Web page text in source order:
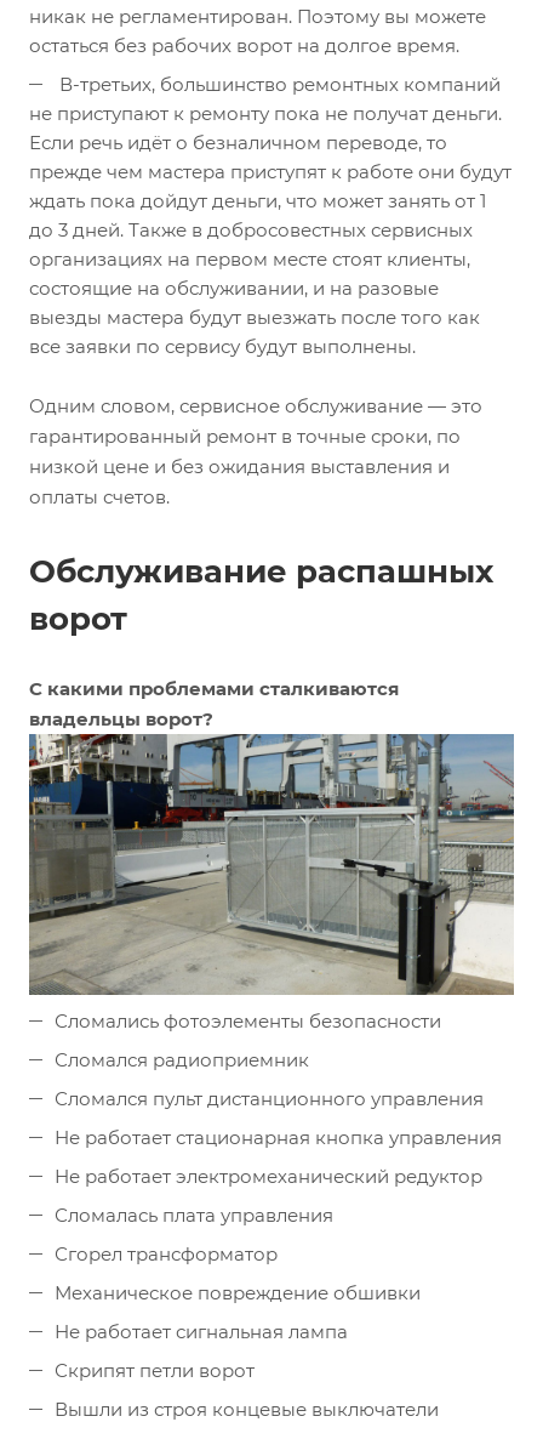
никак не регламентирован. Поэтому вы можете
остаться без рабочих ворот на долгое время.
В-третьих, большинство ремонтных компаний
не приступают к ремонту пока не получат деньги.
Если речь идёт о безналичном переводе, то
прежде чем мастера приступят к работе они будут
ждать пока дойдут деньги, что может занять от 1
до 3 дней. Также в добросовестных сервисных
организациях на первом месте стоят клиенты,
состоящие на обслуживании, и на разовые
выезды мастера будут выезжать после того как
все заявки по сервису будут выполнены.
Одним словом, сервисное обслуживание — это
гарантированный ремонт в точные сроки, по
низкой цене и без ожидания выставления и
оплаты счетов.
Обслуживание распашных
ворот
С какими проблемами сталкиваются
владельцы ворот?
Сломались фотоэлементы безопасности
Сломался радиоприемник
Сломался пульт дистанционного управления
Не работает стационарная кнопка управления
Не работает электромеханический редуктор
Сломалась плата управления
Сгорел трансформатор
Механическое повреждение обшивки
Не работает сигнальная лампа
Скрипят петли ворот
Вышли из строя концевые выключатели